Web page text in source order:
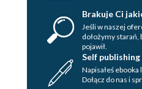
Brakuje Ci
Jeśli w naszej
dołożymy starań,
pojawił.
Self publishing
Napisałeś ebooka
Dołącz do nas i